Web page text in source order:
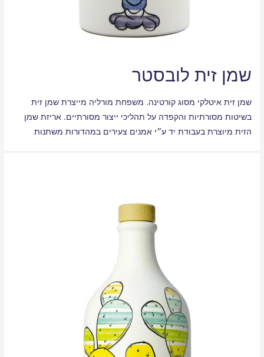
שמן זית לובסטר
שמן זית איטלקי מסוג קורטינה. משפחת מורליה מייצרת שמן זית
בשיטות מסורתיות והקפדה על תהליכי ייצור מסורתיים. אריזת שמן
הזית מיוצרת בעבודת יד ע״י אמנים צעירים במהדורות משתנות